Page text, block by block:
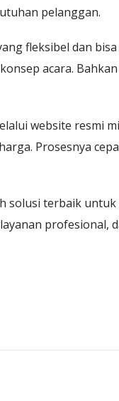
pelanggan.
fleksibel dan
acara.
website resmi
Prosesnya
solusi terbaik
profesional,